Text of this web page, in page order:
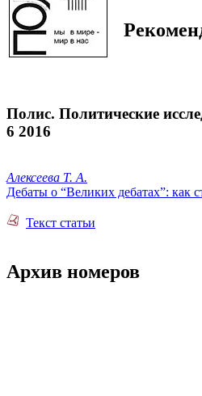
Полис. Политические
6 2016
Алексеева Т. А.
Дебаты о “Великих дебатах”: как
Текст статьи
Архив номеров